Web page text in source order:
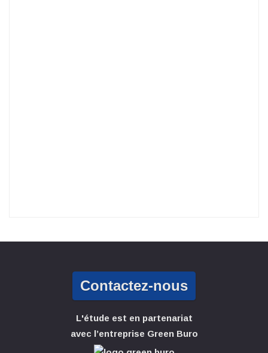
Contactez-nous
L'étude est en partenariat
avec l’entreprise Green Buro